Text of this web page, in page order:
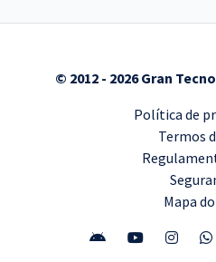
© 2012 - 2026 Gran
Política de
Termos
Mapa